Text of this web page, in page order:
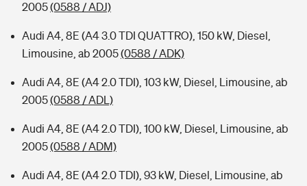
2005(0588 / ADJ)
Audi A4, 8E (A4 3.0 TDI QUATTRO), 150 kW, Diesel,
Limousine, ab 2005(0588 / ADK)
Audi A4, 8E (A4 2.0 TDI), 103 kW, Diesel, Limousine, ab
2005(0588 / ADL)
Audi A4, 8E (A4 2.0 TDI), 100 kW, Diesel, Limousine, ab
2005(0588 / ADM)
Audi A4, 8E (A4 2.0 TDI), 93 kW, Diesel, Limousine, ab